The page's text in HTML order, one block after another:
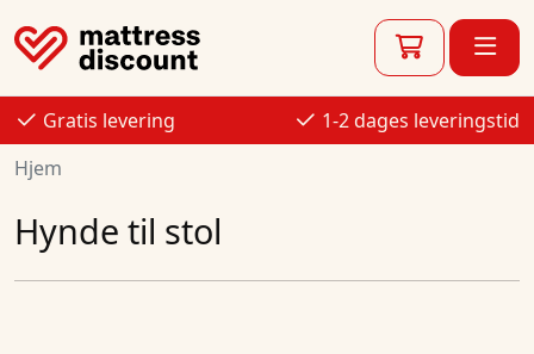
Gratis levering
1-2 dages leveringstid
Hjem
Hynde til stol